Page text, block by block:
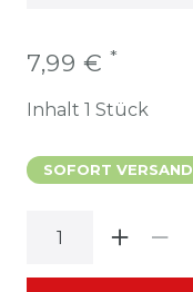
7,99 € *
Inhalt 1 Stück
SOFORT